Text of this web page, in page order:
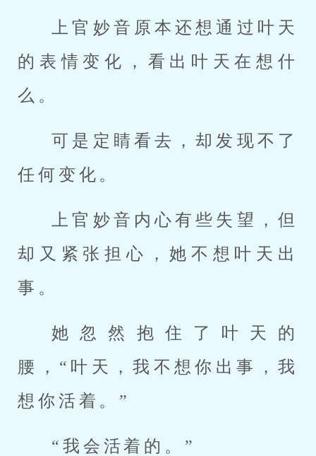
上官妙音原本还想通过叶天
的表情变化，看出叶天在想什
么。
可是定睛看去，却发现不了
任何变化。
上官妙音内心有些失望，但
却又紧张担心，她不想叶天出
事。
她忽然抱住了叶天的
腰，“叶天，我不想你出事，我
想你活着。”
“我会活着的。”